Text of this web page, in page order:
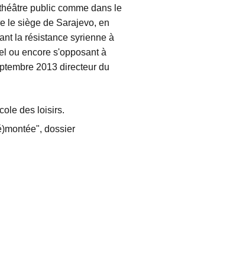
public comme dans le
le siège de Sarajevo, en
la résistance syrienne à
ou encore s'opposant à
2013 directeur du
des loisirs.
dossier